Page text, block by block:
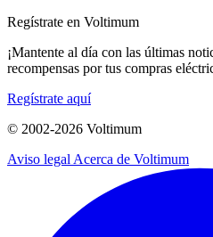
Regístrate en Voltimum
¡Mantente al día con las últimas
recompensas por tus compras
Regístrate aquí
© 2002-2026 Voltimum
Aviso legal Acerca de Voltimum